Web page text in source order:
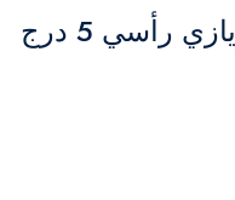
مواصفات ديب فريزر كريازي رأسي 5 درج